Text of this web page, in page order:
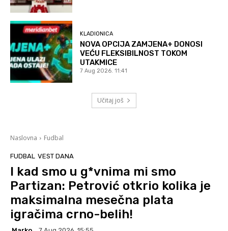
KLADIONICA
NOVA OPCIJA ZAMJENA+ DONOSI
VEĆU FLEKSIBILNOST TOKOM
UTAKMICE
7 Aug 2026. 11:41
Učitaj još